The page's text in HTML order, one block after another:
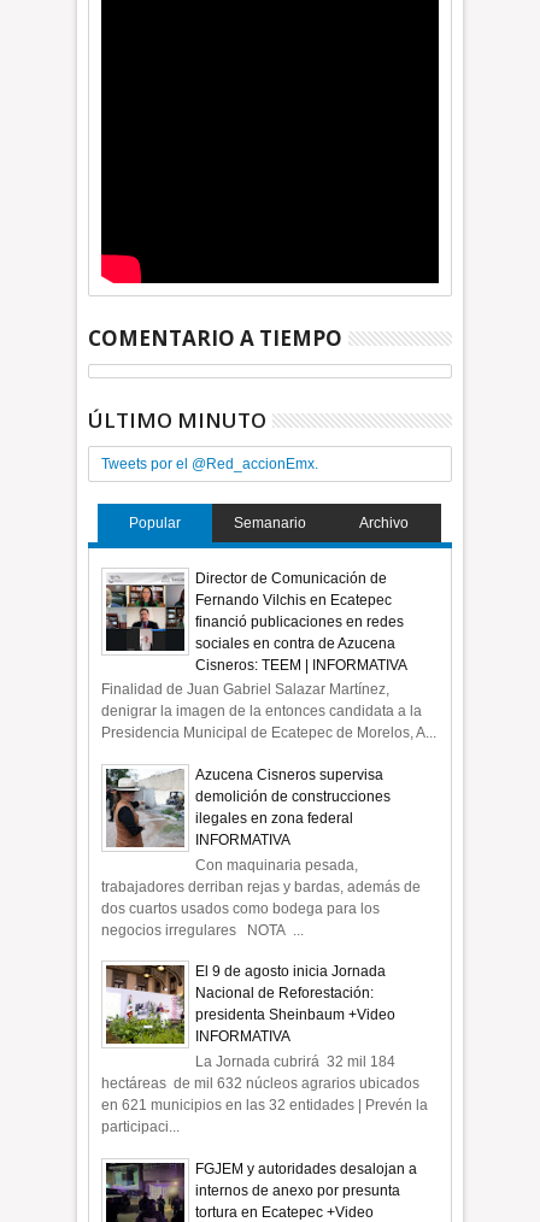
COMENTARIO A TIEMPO
ÚLTIMO MINUTO
Tweets por el @Red_accionEmx.
Popular Semanario Archivo
Director de Comunicación de
Fernando Vilchis en Ecatepec
financió publicaciones en redes
sociales en contra de Azucena
Cisneros: TEEM | INFORMATIVA
Finalidad de Juan Gabriel Salazar Martínez,
denigrar la imagen de la entonces candidata a la
Presidencia Municipal de Ecatepec de Morelos, A...
Azucena Cisneros supervisa
demolición de construcciones
ilegales en zona federal
INFORMATIVA
Con maquinaria pesada,
trabajadores derriban rejas y bardas, además de
dos cuartos usados como bodega para los
negocios irregulares NOTA ...
El 9 de agosto inicia Jornada
Nacional de Reforestación:
presidenta Sheinbaum +Video
INFORMATIVA
La Jornada cubrirá 32 mil 184
hectáreas de mil 632 núcleos agrarios ubicados
en 621 municipios en las 32 entidades | Prevén la
participaci...
FGJEM y autoridades desalojan a
internos de anexo por presunta
tortura en Ecatepec +Video